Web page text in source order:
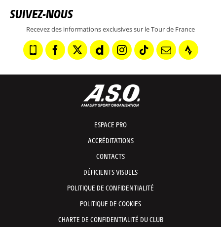
SUIVEZ-NOUS
Recevez des informations exclusives sur le Tour de France
ESPACE PRO
ACCRÉDITATIONS
CONTACTS
DÉFICIENTS VISUELS
POLITIQUE DE CONFIDENTIALITÉ
POLITIQUE DE COOKIES
CHARTE DE CONFIDENTIALITÉ DU CLUB